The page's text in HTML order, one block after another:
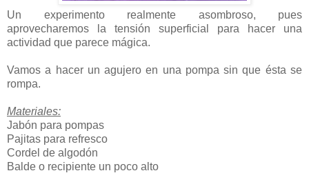
Un experimento realmente asombroso, pues
aprovecharemos la tensión superficial para hacer una
actividad que parece mágica.
Vamos a hacer un agujero en una pompa sin que ésta se
rompa.
Materiales:
Jabón para pompas
Pajitas para refresco
Cordel de algodón
Balde o recipiente un poco alto